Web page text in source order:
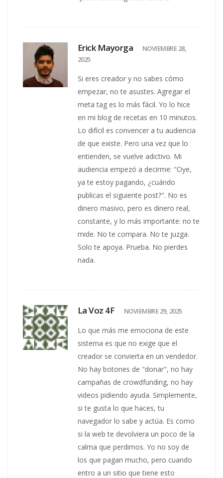
Erick Mayorga
NOVIEMBRE 28,
2025
Si eres creador y no sabes cómo
empezar, no te asustes. Agregar el
meta tag es lo más fácil. Yo lo hice
en mi blog de recetas en 10 minutos.
Lo difícil es convencer a tu audiencia
de que existe. Pero una vez que lo
entienden, se vuelve adictivo. Mi
audiencia empezó a decirme: "Oye,
ya te estoy pagando, ¿cuándo
publicas el siguiente post?". No es
dinero masivo, pero es dinero real,
constante, y lo más importante: no te
mide. No te compara. No te juzga.
Solo te apoya. Prueba. No pierdes
nada.
La Voz 4F NOVIEMBRE 29, 2025
Lo que más me emociona de este
sistema es que no exige que el
creador se convierta en un vendedor.
No hay botones de "donar", no hay
campañas de crowdfunding, no hay
videos pidiendo ayuda. Simplemente,
si te gusta lo que haces, tu
navegador lo sabe y actúa. Es como
si la web te devolviera un poco de la
calma que perdimos. Yo no soy de
los que pagan mucho, pero cuando
entro a un sitio que tiene esto